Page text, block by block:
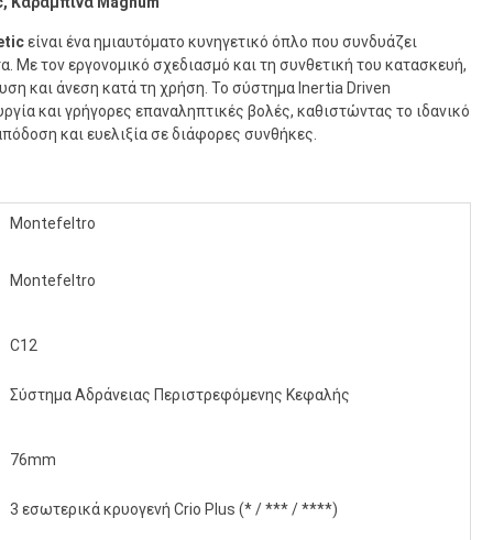
είναι ένα ημιαυτόματο κυνηγετικό όπλο που συνδυάζει
Με τον εργονομικό σχεδιασμό και τη συνθετική του κατασκευή,
και άνεση κατά τη χρήση. Το σύστημα Inertia Driven
και γρήγορες επαναληπτικές βολές, καθιστώντας το ιδανικό
και ευελιξία σε διάφορες συνθήκες.
Montefeltro
Montefeltro
C12
Σύστημα Αδράνειας Περιστρεφόμενης Κεφαλής
76mm
3 εσωτερικά κρυογενή Crio Plus (* / *** / ****)